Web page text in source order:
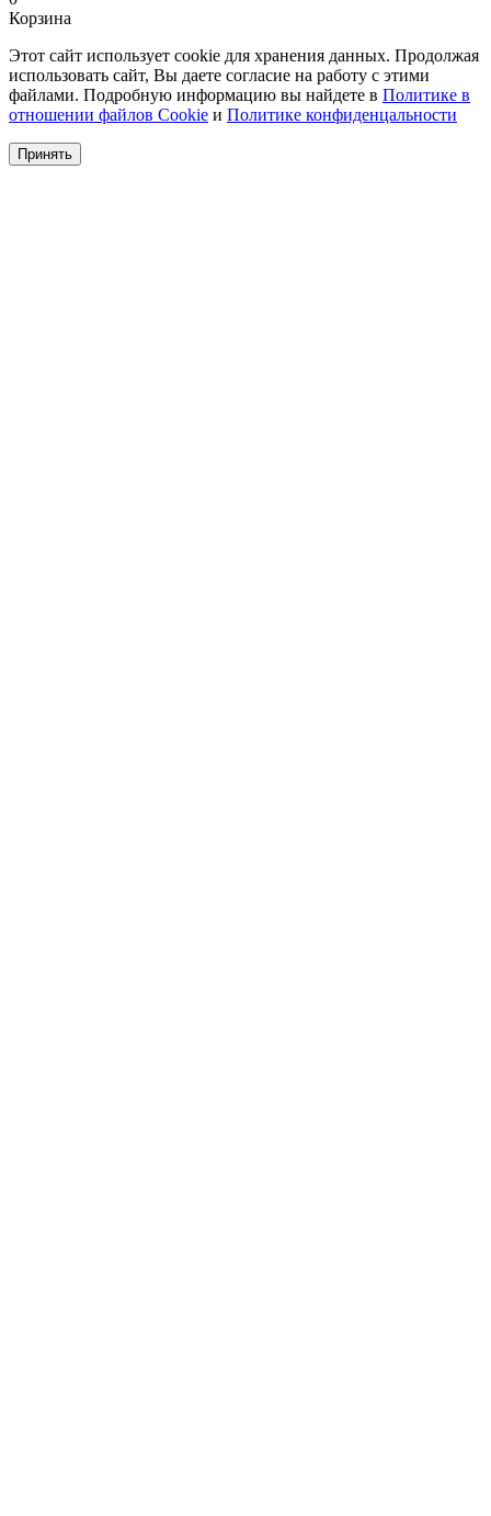
Корзина
Этот сайт использует cookie для хранения данных. Продолжая
использовать сайт, Вы даете согласие на работу с этими
файлами. Подробную информацию вы найдете в Политике в
отношении файлов Cookie и Политике конфиденцальности
Принять